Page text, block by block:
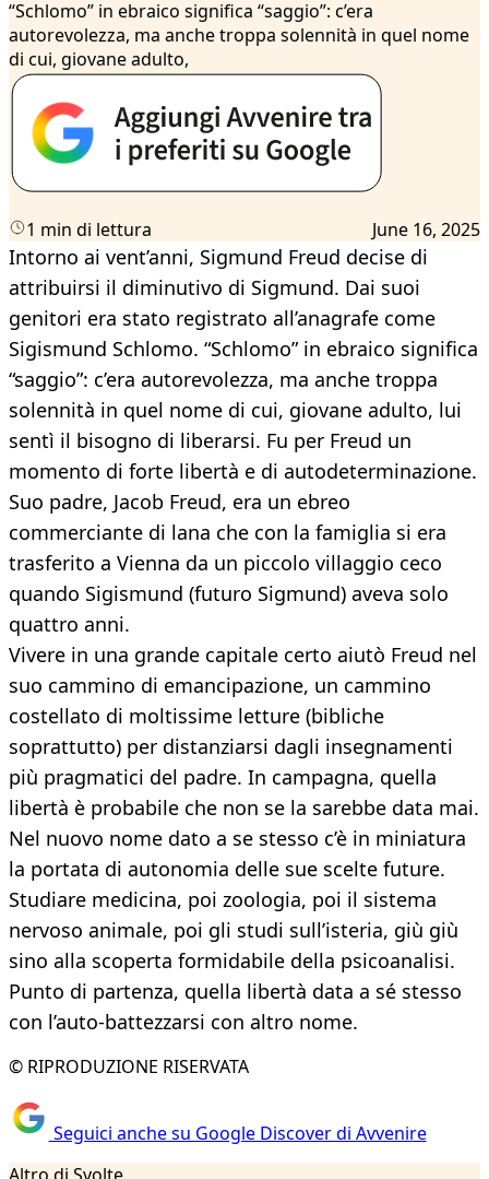
“Schlomo” in ebraico significa “saggio”: c’era
autorevolezza, ma anche troppa solennità in quel nome
di cui, giovane adulto,
1 min di lettura June 16, 2025
Intorno ai vent’anni, Sigmund Freud decise di
attribuirsi il diminutivo di Sigmund. Dai suoi
genitori era stato registrato all’anagrafe come
Sigismund Schlomo. “Schlomo” in ebraico significa
“saggio”: c’era autorevolezza, ma anche troppa
solennità in quel nome di cui, giovane adulto, lui
sentì il bisogno di liberarsi. Fu per Freud un
momento di forte libertà e di autodeterminazione.
Suo padre, Jacob Freud, era un ebreo
commerciante di lana che con la famiglia si era
trasferito a Vienna da un piccolo villaggio ceco
quando Sigismund (futuro Sigmund) aveva solo
quattro anni.
Vivere in una grande capitale certo aiutò Freud nel
suo cammino di emancipazione, un cammino
costellato di moltissime letture (bibliche
soprattutto) per distanziarsi dagli insegnamenti
più pragmatici del padre. In campagna, quella
libertà è probabile che non se la sarebbe data mai.
Nel nuovo nome dato a se stesso c’è in miniatura
la portata di autonomia delle sue scelte future.
Studiare medicina, poi zoologia, poi il sistema
nervoso animale, poi gli studi sull’isteria, giù giù
sino alla scoperta formidabile della psicoanalisi.
Punto di partenza, quella libertà data a sé stesso
con l’auto-battezzarsi con altro nome.
© RIPRODUZIONE RISERVATA
Seguici anche su Google Discover di Avvenire